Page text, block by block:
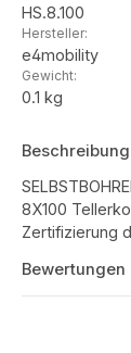
HS.8.100
Hersteller:
e4mobility
Gewicht:
0.1 kg
Beschreibung
8X100
Zertifizierung
Bewertungen